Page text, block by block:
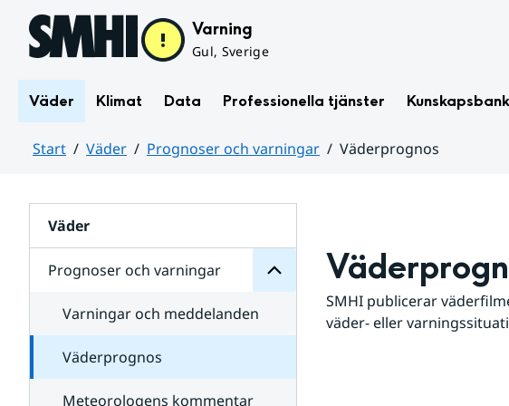
Hoppa till sidans innehåll Varning
Gul, Sverige
Väder Klimat Data Professionella tjänster
Start Väder Prognoser och varningar
Väderprognos
Väder
Prognoser och varningar
för
varningar
Varningar och meddelanden
Väderprognos
Meteorologens kommentar
SMHI publicerar
väder- eller